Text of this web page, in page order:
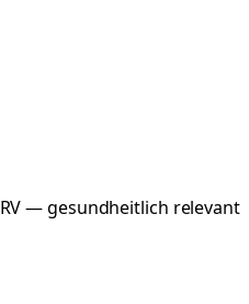
— gesundheitlich relevant